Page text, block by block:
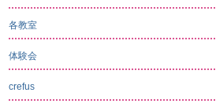
各教室
体験会
crefus